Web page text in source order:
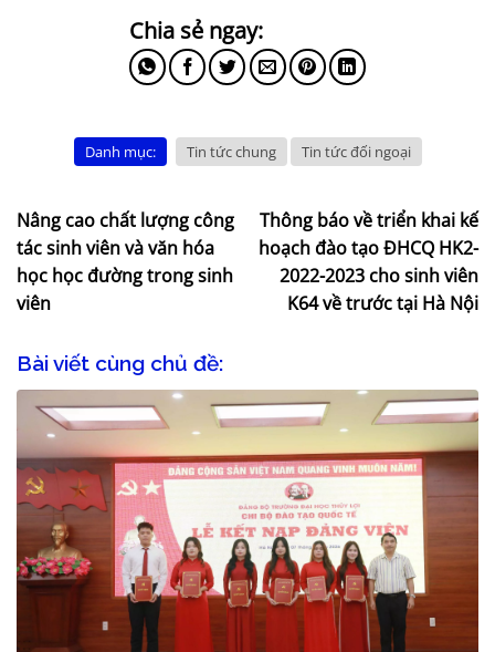
Danh mục: Tin tức chung Tin tức đối ngoại
Nâng cao chất lượng công
tác sinh viên và văn hóa
học học đường trong sinh
viên
Thông báo về triển khai kế
hoạch đào tạo ĐHCQ HK2-
2022-2023 cho sinh viên
K64 về trước tại Hà Nội
Bài viết cùng chủ đề: